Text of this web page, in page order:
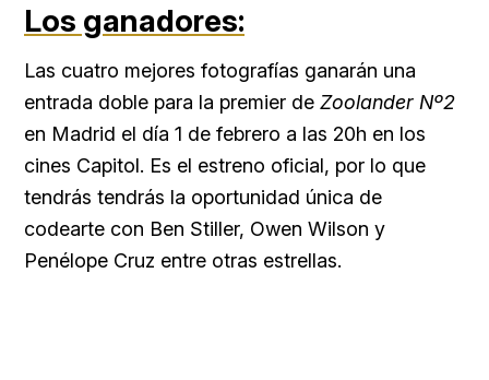
Los ganadores:
Las cuatro mejores fotografías ganarán una
entrada doble para la premier de Zoolander Nº2
en Madrid el día 1 de febrero a las 20h en los
cines Capitol. Es el estreno oficial, por lo que
tendrás tendrás la oportunidad única de
codearte con Ben Stiller, Owen Wilson y
Penélope Cruz entre otras estrellas.